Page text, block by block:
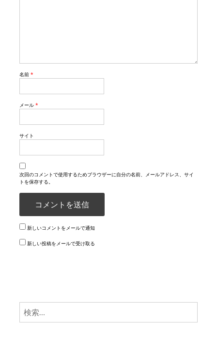
名前 *
メール *
サイト
次回のコメントで使用するためブラウザーに自分の名前、メールアドレス、サイ
トを保存する。
新しいコメントをメールで通知
新しい投稿をメールで受け取る
検